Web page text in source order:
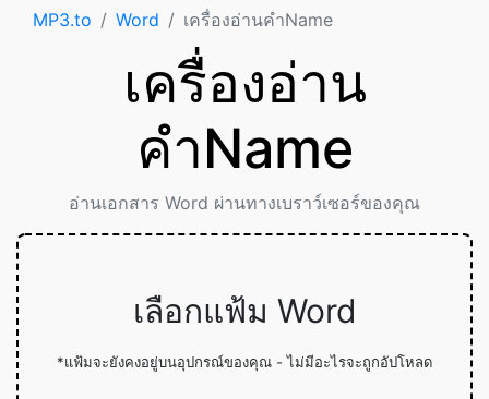
MP3.to Word เครื่องอ่านคำName
เครื่องอ่าน
คำName
อ่านเอกสาร Word ผ่านทางเบราว์เซอร์ของคุณ
เลือกแฟ้ม Word
*แฟ้มจะยังคงอยู่บนอุปกรณ์ของคุณ - ไม่มีอะไรจะถูกอัปโหลด